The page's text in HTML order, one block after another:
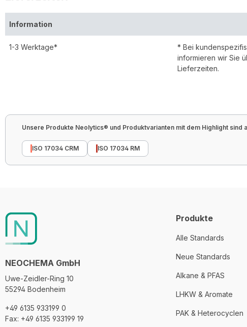
Information
1-3 Werktage*
* Bei
informieren wir Sie
Lieferzeiten.
Unsere Produkte Neolytics® und Produktvarianten mit dem Highlight sind
ISO 17034 CRM ISO 17034 RM
NEOCHEMA GmbH
Uwe-Zeidler-Ring 10
55294 Bodenheim
+49 6135 933199 0
Fax: +49 6135 933199 19
Produkte
Alle Standards
Neue Standards
Alkane & PFAS
LHKW & Aromate
PAK & Heterocyclen